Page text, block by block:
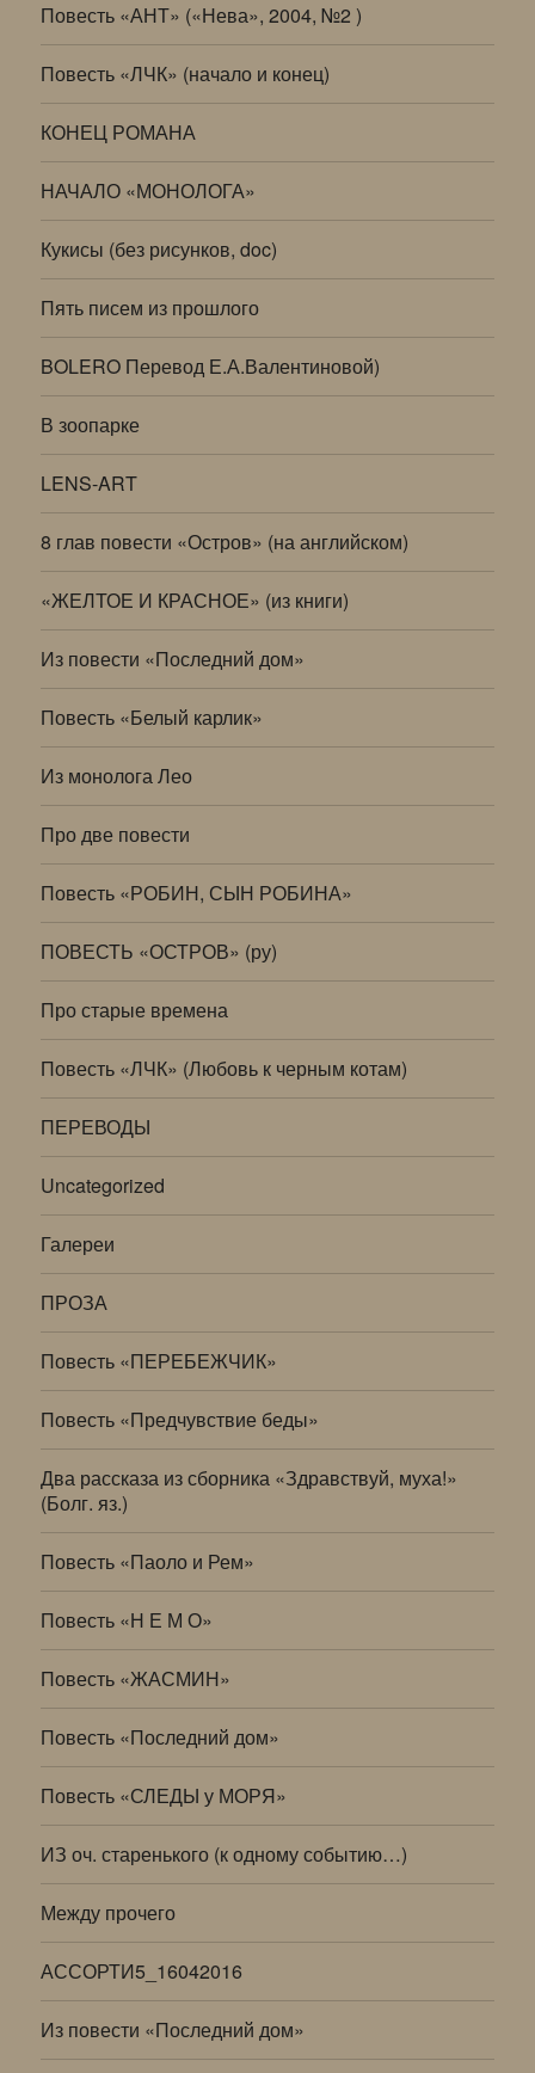
Повесть «АНТ» («Нева», 2004, №2 )
Повесть «ЛЧК» (начало и конец)
КОНЕЦ РОМАНА
НАЧАЛО «МОНОЛОГА»
Кукисы (без рисунков, doc)
Пять писем из прошлого
BOLERO Перевод Е.А.Валентиновой)
В зоопарке
LENS-ART
8 глав повести «Остров» (на английском)
«ЖЕЛТОЕ И КРАСНОЕ» (из книги)
Из повести «Последний дом»
Повесть «Белый карлик»
Из монолога Лео
Про две повести
Повесть «РОБИН, СЫН РОБИНА»
ПОВЕСТЬ «ОСТРОВ» (ру)
Про старые времена
Повесть «ЛЧК» (Любовь к черным котам)
ПЕРЕВОДЫ
Uncategorized
Галереи
ПРОЗА
Повесть «ПЕРЕБЕЖЧИК»
Повесть «Предчувствие беды»
Два рассказа из сборника «Здравствуй, муха!»
(Болг. яз.)
Повесть «Паоло и Рем»
Повесть «Н Е М О»
Повесть «ЖАСМИН»
Повесть «Последний дом»
Повесть «СЛЕДЫ у МОРЯ»
ИЗ оч. старенького (к одному событию…)
Между прочего
АССОРТИ5_16042016
Из повести «Последний дом»